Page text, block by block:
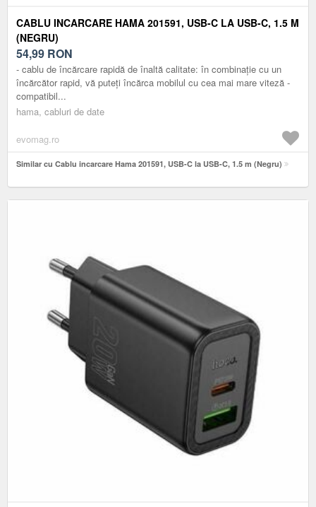
CABLU INCARCARE HAMA 201591, USB-C LA USB-C, 1.5 M
(NEGRU)
54,99 RON
- cablu de încărcare rapidă de înaltă calitate: în combinație cu un
încărcător rapid, vă puteți încărca mobilul cu cea mai mare viteză -
compatibil...
hama, cabluri de date
evomag.ro
Similar cu Cablu incarcare Hama 201591, USB-C la USB-C, 1.5 m (Negru)